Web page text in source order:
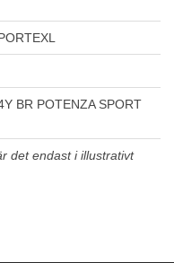
BR POTENZA SPORT
det endast i illustrativt